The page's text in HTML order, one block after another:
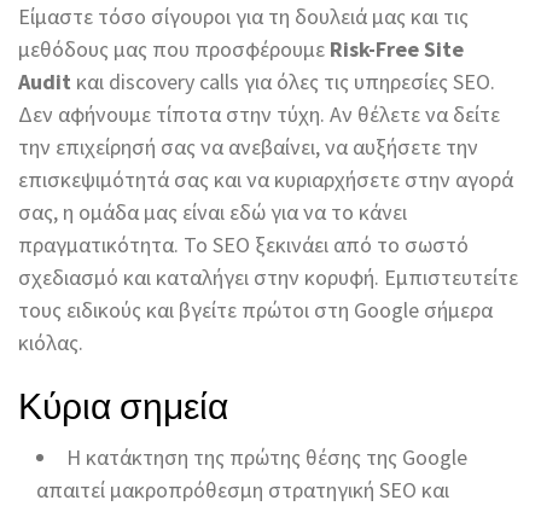
Είμαστε τόσο σίγουροι για τη δουλειά μας και τις
μεθόδους μας που προσφέρουμε Risk-Free Site
Audit και discovery calls για όλες τις υπηρεσίες SEO.
Δεν αφήνουμε τίποτα στην τύχη. Αν θέλετε να δείτε
την επιχείρησή σας να ανεβαίνει, να αυξήσετε την
επισκεψιμότητά σας και να κυριαρχήσετε στην αγορά
σας, η ομάδα μας είναι εδώ για να το κάνει
πραγματικότητα. Το SEO ξεκινάει από το σωστό
σχεδιασμό και καταλήγει στην κορυφή. Εμπιστευτείτε
τους ειδικούς και βγείτε πρώτοι στη Google σήμερα
κιόλας.
Κύρια σημεία
Η κατάκτηση της πρώτης θέσης της Google
απαιτεί μακροπρόθεσμη στρατηγική SEO και